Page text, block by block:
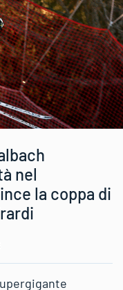
nel
la coppa di